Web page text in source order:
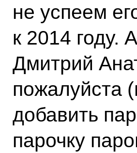
не успеем
к 2014 году.
Дмитрий
пожалуйста
добавить
парочку